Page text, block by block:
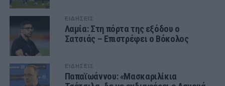
ΕΙΔΗΣΕΙΣ
Λαμία: Στη πόρτα της εξόδου ο
Σατσιάς – Επιστρέφει ο Βόκολος
ΕΙΔΗΣΕΙΣ
Παπαϊωάννου: «Μασκαριλίκια